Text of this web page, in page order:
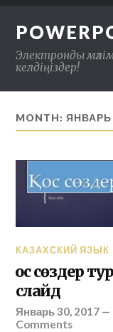
Электронды
келдіңіздер!
MONTH: ЯНВАРЬ
КАЗАХСКИЙ ЯЗЫК
Қос сөздер
слайд
Январь 30, 2017 —
Comments